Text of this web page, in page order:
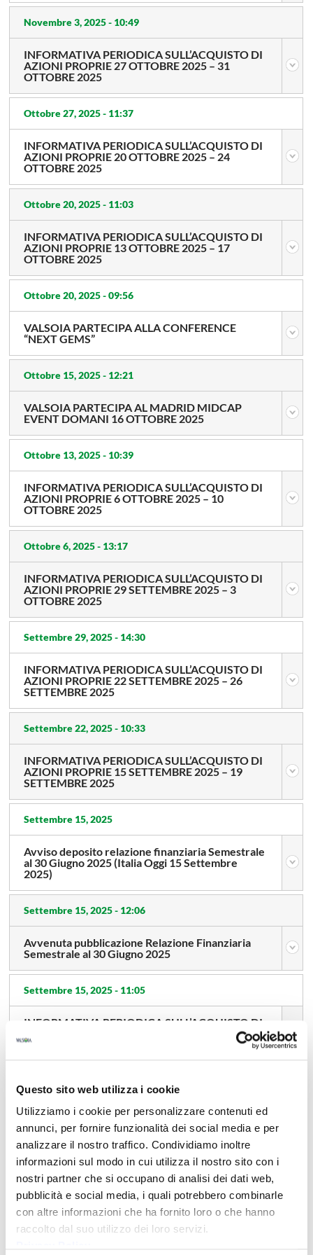
Questo sito web utilizza i cookie
Utilizziamo i cookie per personalizzare contenuti ed
annunci, per fornire funzionalità dei social media e per
analizzare il nostro traffico. Condividiamo inoltre
informazioni sul modo in cui utilizza il nostro sito con i
nostri partner che si occupano di analisi dei dati web,
pubblicità e social media, i quali potrebbero combinarle
con altre informazioni che ha fornito loro o che hanno
raccolto dal suo utilizzo dei loro servizi.
Novembre 3, 2025 - 10:49
INFORMATIVA PERIODICA SULL’ACQUISTO DI
AZIONI PROPRIE 27 OTTOBRE 2025 – 31
OTTOBRE 2025
Ottobre 27, 2025 - 11:37
INFORMATIVA PERIODICA SULL’ACQUISTO DI
AZIONI PROPRIE 20 OTTOBRE 2025 – 24
OTTOBRE 2025
Ottobre 20, 2025 - 11:03
INFORMATIVA PERIODICA SULL’ACQUISTO DI
AZIONI PROPRIE 13 OTTOBRE 2025 – 17
OTTOBRE 2025
Ottobre 20, 2025 -09:56
VALSOIA PARTECIPA ALLA CONFERENCE
“NEXT GEMS”
Ottobre 15, 2025 - 12:21
VALSOIA PARTECIPA AL MADRID MIDCAP
EVENT DOMANI 16 OTTOBRE 2025
Ottobre 13, 2025 - 10:39
INFORMATIVA PERIODICA SULL’ACQUISTO DI
AZIONI PROPRIE 6 OTTOBRE 2025 – 10
OTTOBRE 2025
Ottobre 6, 2025 - 13:17
INFORMATIVA PERIODICA SULL’ACQUISTO DI
AZIONI PROPRIE 29 SETTEMBRE 2025 – 3
OTTOBRE 2025
Settembre 29, 2025 - 14:30
INFORMATIVA PERIODICA SULL’ACQUISTO DI
AZIONI PROPRIE 22 SETTEMBRE 2025 – 26
SETTEMBRE 2025
Settembre 22, 2025 - 10:33
INFORMATIVA PERIODICA SULL’ACQUISTO DI
AZIONI PROPRIE 15 SETTEMBRE 2025 – 19
SETTEMBRE 2025
Settembre 15, 2025
Avviso deposito relazione finanziaria Semestrale
al 30 Giugno 2025 (Italia Oggi 15 Settembre
2025)
Settembre 15, 2025 - 12:06
Avvenuta pubblicazione Relazione Finanziaria
Semestrale al 30 Giugno 2025
Settembre 15, 2025 - 11:05
INFORMATIVA PERIODICA SULL’ACQUISTO DI
AZIONI PROPRIE 8 SETTEMBRE 2025 – 12
SETTEMBRE 2025
INFORMATIVA PERIODICA SULL’ACQUISTO DI
AZIONI PROPRIE 1° SETTEMBRE 2025 – 05
SETTEMBRE 2025
Settembre 8, 2025 -
Delibere del Consiglio di Amministrazione del 08
Settembre 2025